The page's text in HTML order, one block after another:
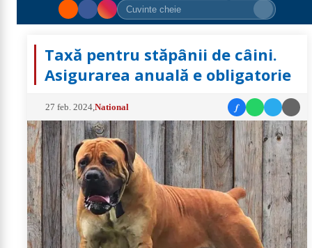
Taxă pentru stăpânii de câini.
Asigurarea anuală e obligatorie
27 feb. 2024 ,National f